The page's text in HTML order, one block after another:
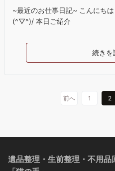
~最近のお仕事日記~ こんにち
(^▽^)/ 本日ご紹介
続きを
前へ 1 2
遺品整理・生前整理・不用品